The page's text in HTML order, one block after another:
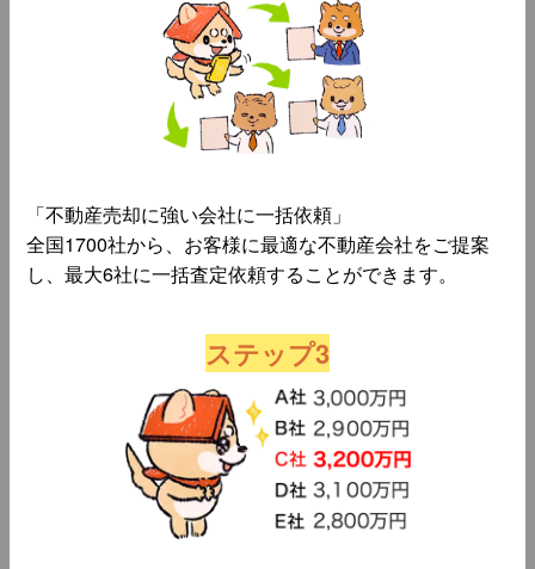
「不動産売却に強い会社に一括依頼」
全国1700社から、お客様に最適な不動産会社をご提案
し、最大6社に一括査定依頼することができます。
ステップ3